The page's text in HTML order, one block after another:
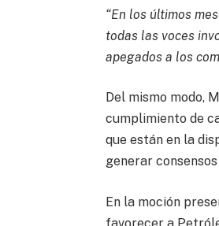
“En los últimos
todas las voces
apegados a los
Del mismo modo,
cumplimiento de
que están en la
generar
En la moción